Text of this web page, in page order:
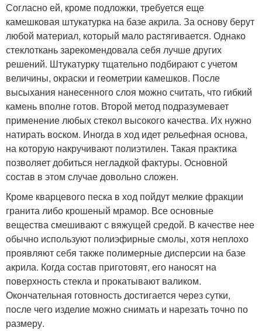
Согласно ей, кроме подложки, требуется еще
камешковая штукатурка на базе акрила. За основу берут
любой материал, который мало растягивается. Однако
стеклоткань зарекомендовала себя лучше других
решений. Штукатурку тщательно подбирают с учетом
величины, окраски и геометрии камешков. После
высыхания нанесенного слоя можно считать, что гибкий
камень вполне готов. Второй метод подразумевает
применение любых стекол высокого качества. Их нужно
натирать воском. Иногда в ход идет рельефная основа,
на которую накручивают полиэтилен. Такая практика
позволяет добиться негладкой фактуры. Основной
состав в этом случае довольно сложен.
Кроме кварцевого песка в ход пойдут мелкие фракции
гранита либо крошеный мрамор. Все основные
вещества смешивают с вяжущей средой. В качестве нее
обычно используют полиэфирные смолы, хотя неплохо
проявляют себя также полимерные дисперсии на базе
акрила. Когда состав приготовят, его наносят на
поверхность стекла и прокатывают валиком.
Окончательная готовность достигается через сутки,
после чего изделие можно снимать и нарезать точно по
размеру.